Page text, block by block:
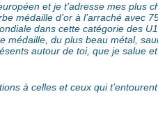
et je t’adresse mes plus
médaille d’or à l’arraché avec
dans cette catégorie des
médaille, du plus beau métal,
autour de toi, que je salue
à celles et ceux qui